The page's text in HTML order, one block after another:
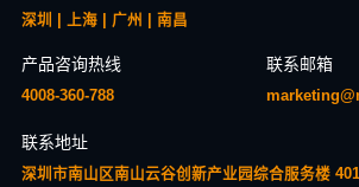
深圳 | 上海 | 广州 | 南昌
产品咨询热线
4008-360-788
联系邮箱
联系地址
深圳市南山区南山云谷创新产业园综合服务楼